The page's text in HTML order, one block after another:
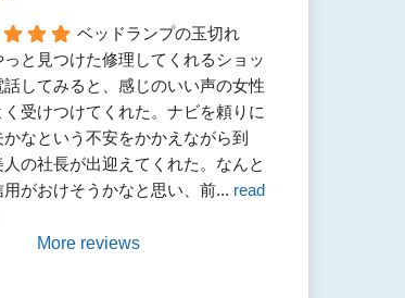
ベッドランプの玉切れ
っと見つけた修理してくれるショッ
話してみると、感じのいい声の女性
く受けつけてくれた。ナビを頼りに
かなという不安をかかえながら到
人の社長が出迎えてくれた。なんと
用がおけそうかなと思い、前... read
More reviews